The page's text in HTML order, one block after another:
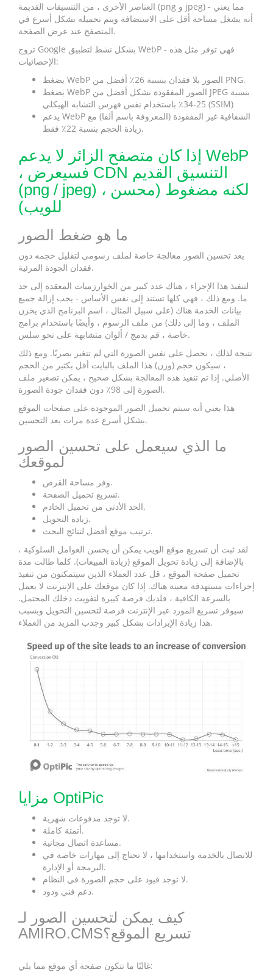
العناصر الأخرى ، من التنسيقات القديمة (png و jpeg) - مما يعني
أنه يشغل مساحة أقل على الاستضافة ويتم تحميله بشكل أسرع في
المتصفح عند عرض الصفحة.
تروج Google بشكل نشط لتطبيق WebP - فهي توفر مثل هذه
الإحصائيات:
يضغط WebP الصور بلا فقدان بنسبة 26٪ أفضل من PNG.
يضغط WebP الصور المفقودة بشكل أفضل من JPEG بنسبة
25-34٪ باستخدام نفس فهرس التشابه الهيكلي (SSIM)
يدعم WebP الشفافية غير المفقودة (المعروفة باسم ألفا) مع
زيادة الحجم بنسبة 22٪ فقط.
إذا كان متصفح الزائر لا يدعم WebP
، فسيعرض CDN التنسيق القديم
(png / jpeg) ، لكنه مضغوط (محسن
للويب)
ما هو ضغط الصور
يعد تحسين الصور معالجة خاصة لملف رسومي لتقليل حجمه دون
فقدان الجودة المرئية.
لتنفيذ هذا الإجراء ، هناك عدد كبير من الخوارزميات المعقدة إلى حد
ما. ومع ذلك ، فهي كلها تستند إلى نفس الأساس - يجب إزالة جميع
بيانات الخدمة هناك (على سبيل المثال ، اسم البرنامج الذي يخزن
الملف ، وما إلى ذلك) من ملف الرسوم ، وأيضًا باستخدام برامج
خاصة ، قم بدمج / ألوان متشابهة على نحو سلس.
نتيجة لذلك ، نحصل على نفس الصورة التي لم تتغير بصريًا. ومع ذلك
، سيكون حجم (وزن) هذا الملف بالبايت أقل بكثير من الحجم
الأصلي. إذا تم تنفيذ هذه المعالجة بشكل صحيح ، يمكن تصغير ملف
الصورة إلى 98٪ دون فقدان جودة الصورة.
هذا يعني أنه سيتم تحميل الصور الموجودة على صفحات الموقع
بشكل أسرع عدة مرات بعد التحسين.
ما الذي سيعمل على تحسين الصور
لموقعك
وفر مساحة القرص.
تسريع تحميل الصفحة.
الحد الأدنى من تحميل الخادم.
زيادة التحويل.
ترتيب موقع أفضل لنتائج البحث.
لقد ثبت أن تسريع موقع الويب يمكن أن يحسن العوامل السلوكية ،
بالإضافة إلى زيادة تحويل الموقع (زيادة المبيعات). كلما طالت مدة
تحميل صفحة الموقع ، قل عدد العملاء الذين سيتمكنون من تنفيذ
إجراءات مستهدفة معينة هناك. إذا كان موقعك على الإنترنت لا يعمل
بالسرعة الكافية ، فلديك فرصة كبيرة لتفويت دخلك المحتمل.
سيوفر تسريع المورد عبر الإنترنت فرصة لتحسين التحويل وبسبب
هذا زيادة الإيرادات بشكل كبير وجذب المزيد من العملاء.
مزايا OptiPic
لا توجد مدفوعات شهرية.
أتمتة كاملة.
مساعدة اتصال مجانية.
للاتصال بالخدمة واستخدامها ، لا تحتاج إلى مهارات خاصة في
البرمجة أو الإدارة.
لا توجد قيود على حجم الصورة في النظام.
دعم فني ودود.
كيف يمكن لتحسين الصور لـ
AMIRO.CMSتسريع الموقع؟
غالبًا ما تتكون صفحة أي موقع مما يلي: